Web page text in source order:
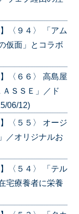
〈９４〉 「アム
仮面」とコラボ
〈６６〉 高島屋
ＡＳＳＥ」／ド
06/12)
〈５５〉 オージ
／オリジナルお
〈５４〉 「テル
宅療養者に栄養